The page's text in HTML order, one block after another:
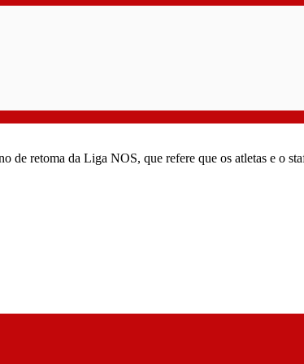
retoma da Liga NOS, que refere que os atletas e o